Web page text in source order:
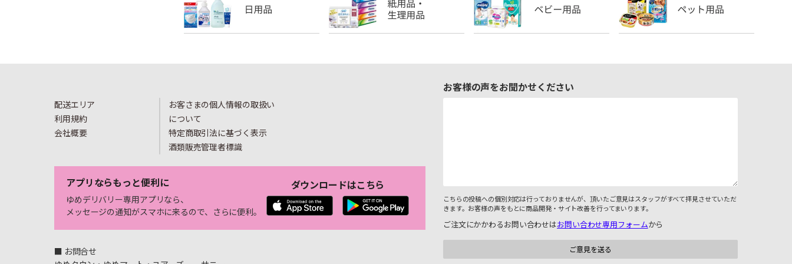
配送エリア
利用規約
会社概要
お客さまの個人情報の取扱い
について
特定商取引法に基づく表示
酒類販売管理者標識
アプリならもっと便利に
ゆめデリバリー専用アプリなら、
メッセージの通知がスマホに来るので、さらに便利。
ダウンロードはこちら
■ お問合せ
お客様の声をお聞かせください
こちらの投稿への個別対応は行っておりませんが、頂いたご意見はスタッフがすべて拝見させていただ
きます。お客様の声をもとに商品開発・サイト改善を行ってまいります。
ご注文にかかわるお問い合わせはお問い合わせ専用フォームから